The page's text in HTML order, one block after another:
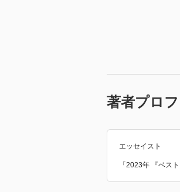
著者プロ
エッセイスト
「2023年 『ベス